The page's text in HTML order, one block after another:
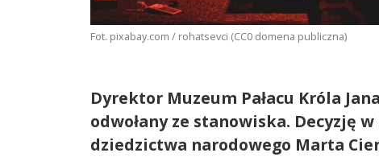
Fot. pixabay.com / rohatsevci (CC0 domena publiczna)
Dyrektor Muzeum Pałacu Króla
odwołany ze stanowiska. Decyzję
dziedzictwa narodowego Marta